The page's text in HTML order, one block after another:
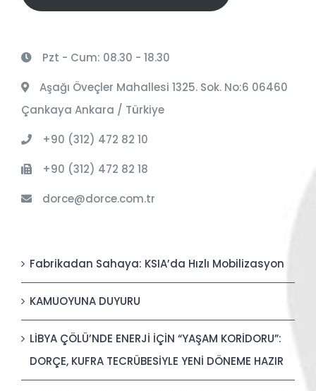
Pzt - Cum: 08.30 - 18.30
Aşağı Öveçler Mahallesi 1325. Sok. No:6 06460
Çankaya Ankara / Türkiye
+90 (312) 472 82 10
+90 (312) 472 82 18
dorce@dorce.com.tr
Fabrikadan Sahaya: KSIA’da Hızlı Mobilizasyon
KAMUOYUNA DUYURU
LİBYA ÇÖLÜ’NDE ENERJİ İÇİN “YAŞAM KORİDORU”:
DORÇE, KUFRA TECRÜBESİYLE YENİ DÖNEME HAZIR